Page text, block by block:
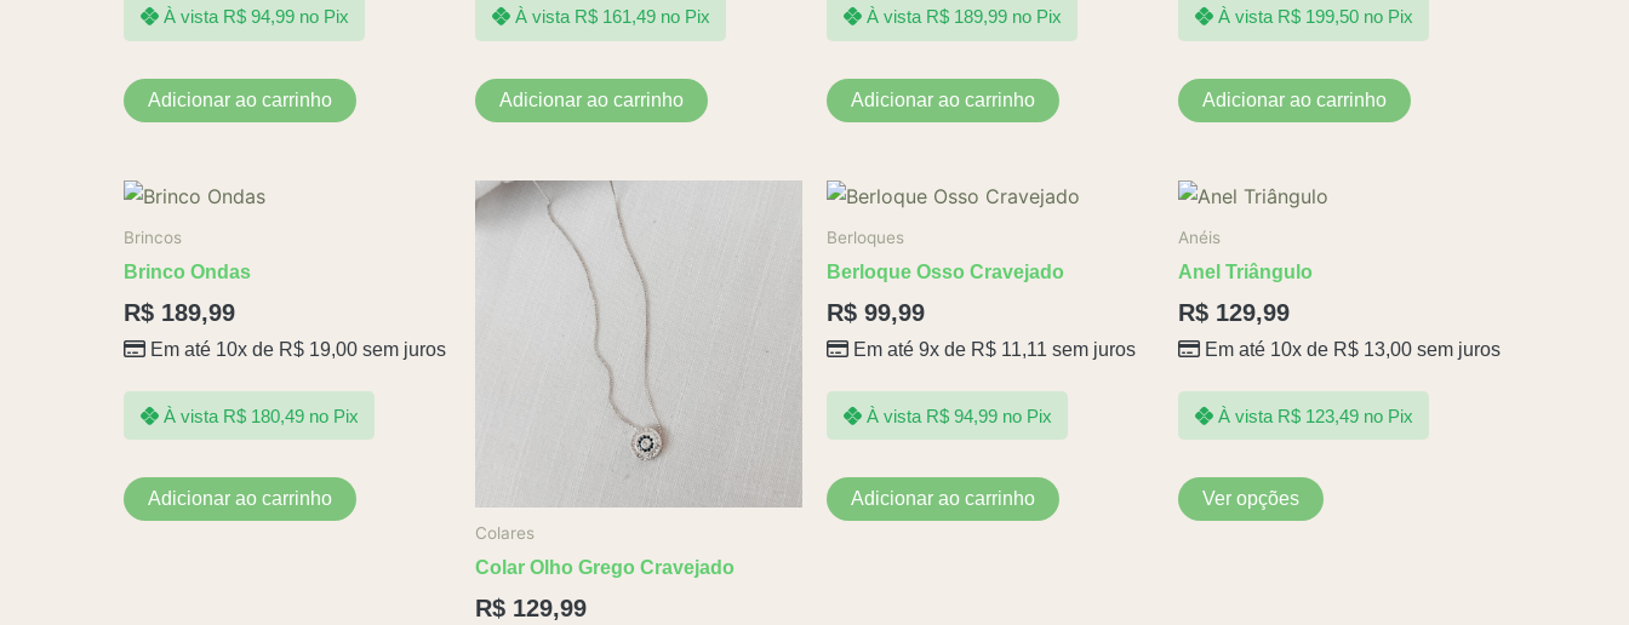
À vista R$94,99 no Pix
Adicionar ao carrinho
À vista R$161,49 no Pix
Adicionar ao carrinho
À vista R$189,99 no Pix
Adicionar ao carrinho
À vista R$199,50 no Pix
Adicionar ao carrinho
Brincos
Brinco Ondas
R$ 189,99
Em até 10x de R$ 19,00 sem juros
À vista R$180,49 no Pix
Adicionar ao carrinho
Colares
Colar Olho Grego Cravejado
R$ 129,99
Berloques
Berloque Osso Cravejado
R$ 99,99
Em até 9x de R$ 11,11 sem juros
À vista R$94,99 no Pix
Adicionar ao carrinho
Anéis
Anel Triângulo
R$ 129,99
Em até 10x de R$ 13,00 sem juros
À vista R$123,49 no Pix
Ver opções
Este
As
podem
ser
na